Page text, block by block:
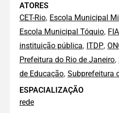
ATORES
CET-Rio, Escola Municipal
Escola Municipal Tóquio,
instituição pública, ITDP,
Prefeitura do Rio de Janeiro,
de Educação, Subprefeitura
ESPACIALIZAÇÃO
rede